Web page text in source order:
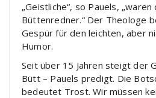
„Geistliche“, so Pauels,
Büttenredner.“ Der Theologe
Gespür für den leichten, aber
Humor.
Seit über 15 Jahren steigt der
Bütt – Pauels predigt. Die
bedeutet Trost. Wir müssen